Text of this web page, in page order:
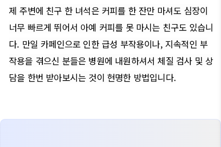
제 주변에 친구 한 녀석은 커피를 한 잔만 마셔도 심장이
너무 빠르게 뛰어서 아예 커피를 못 마시는 친구도 있습니
다. 만일 카페인으로 인한 급성 부작용이나, 지속적인 부
작용을 겪으신 분들은 병원에 내원하셔서 체질 검사 및 상
담을 한번 받아보시는 것이 현명한 방법입니다.